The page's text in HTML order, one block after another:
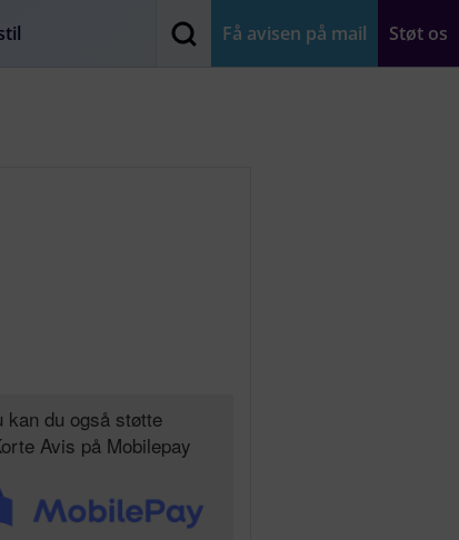
Få avisen på mail Støt os
kan du også støtte
Avis på Mobilepay